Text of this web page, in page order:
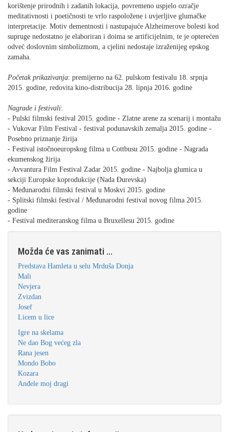
korištenje prirodnih i zadanih lokacija, povremeno uspjelo ozračje
meditativnosti i poetičnosti te vrlo raspoložene i uvjerljive glumačke
interpretacije. Motiv dementnosti i nastupajuće Alzheimerove bolesti kod
supruge nedostatno je elaboriran i doima se artificijelnim, te je opterećen
odveć doslovnim simbolizmom, a cjelini nedostaje izraženijeg epskog
zamaha.
Početak prikazivanja: premijerno na 62. pulskom festivalu 18. srpnja
2015. godine, redovita kino-distribucija 28. lipnja 2016. godine
Nagrade i festivali:
- Pulski filmski festival 2015. godine - Zlatne arene za scenarij i montažu
- Vukovar Film Festival - festival podunavskih zemalja 2015. godine -
Posebno priznanje žirija
- Festival istočnoeuropskog filma u Cottbusu 2015. godine - Nagrada
ekumenskog žirija
- Avvantura Film Festival Zadar 2015. godine - Najbolja glumica u
sekciji Europske koprodukcije (Nada Đurevska)
- Međunarodni filmski festival u Moskvi 2015. godine
- Splitski filmski festival / Međunarodni festival novog filma 2015.
godine
- Festival mediteranskog filma u Bruxellesu 2015. godine
Možda će vas zanimati ...
Predstava Hamleta u selu Mrduša Donja
Mali
Nevjera
Zvizdan
Josef
Licem u lice
Igre na skelama
Ne dao Bog većeg zla
Rana jesen
Mondo Bobo
Kozara
Anđele moj dragi